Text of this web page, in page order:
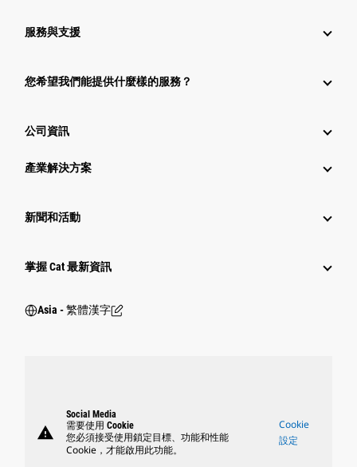
服務與支援
您希望我們能提供什麼樣的服務？
公司資訊
產業解決方案
新聞和活動
掌握 Cat 最新資訊
Asia - 繁體漢字
warning
Social Media
需要使用 Cookie
您必須接受使用鎖定目標、功能和性能
Cookie，才能啟用此功能。
Cookie
設定